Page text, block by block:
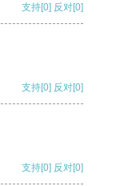
支持[0] 反对[0]
支持[0] 反对[0]
支持[0] 反对[0]